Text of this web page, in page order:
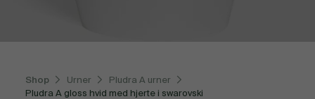
Shop Urner
Pludra A urner
Pludra A gloss hvid med hjerte i swarovski